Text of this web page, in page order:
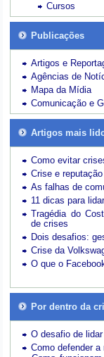
Cursos
Publicações
Artigos e
Agências de
Mapa da Mídia
Comunicação e
Artigos mais
Como evitar
Crise e
As falhas de
11 dicas para
Tragédia do
de crises
Dois desafios:
Crise da
O que o
Por dentro da
O desafio de
Como defender